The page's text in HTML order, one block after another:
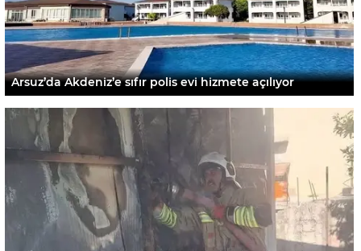
Arsuz’da Akdeniz’e sıfır polis evi hizmete açılıyor